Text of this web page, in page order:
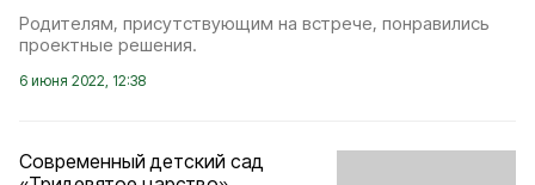
Родителям, присутствующим на встрече, понравились
проектные решения.
6 июня 2022, 12:38
Современный детский сад